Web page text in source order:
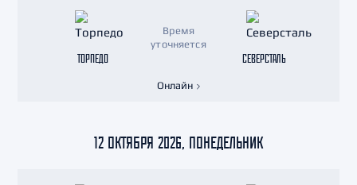
ТОРПЕДО
Время
уточняется
СЕВЕРСТАЛЬ
Онлайн
12 ОКТЯБРЯ 2026, ПОНЕДЕЛЬНИК